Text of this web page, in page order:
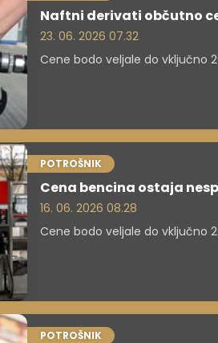
Naftni derivati občutno
23. 06. 2026 07.32
Cene bodo veljale do vključno
POTROŠNIK
Cena bencina ostaja
16. 06. 2026 08.28
Cene bodo veljale do vključno
POTROŠNIK